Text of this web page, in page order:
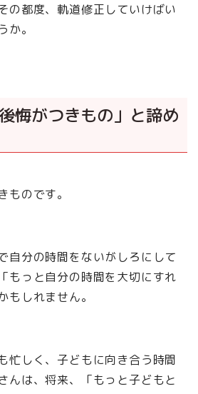
の都度、軌道修正していけばい
か。
悔がつきもの」と諦め
ものです。
自分の時間をないがしろにして
もっと自分の時間を大切にすれ
もしれません。
忙しく、子どもに向き合う時間
んは、将来、「もっと子どもと